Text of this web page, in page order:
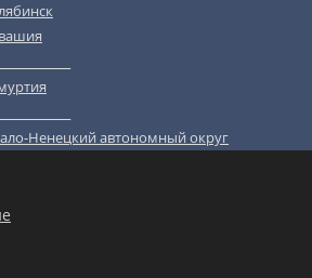
Ненецкий автономный округ